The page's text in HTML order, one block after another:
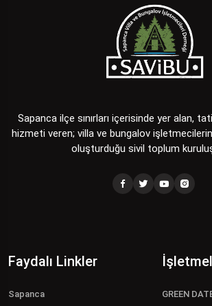
Sapanca ilçe sınırları içerisinde yer alan,
hizmeti veren; villa ve bungalov
oluşturduğu sivil toplum
Faydalı Linkler
Sapanca
GREEN